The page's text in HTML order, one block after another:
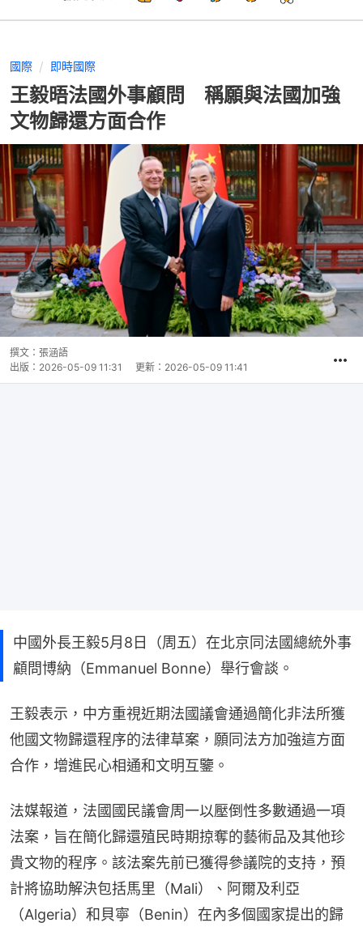
國際 即時國際
王毅晤法國外事顧問 稱願與法國加強
文物歸還方面合作
撰文： 張涵語
出版： 2026-05-09 11:31 更新： 2026-05-09 11:41
中國外長王毅5月8日（周五）在北京同法國總統外事
顧問博納（Emmanuel Bonne）舉行會談。
王毅表示，中方重視近期法國議會通過簡化非法所獲
他國文物歸還程序的法律草案，願同法方加強這方面
合作，增進民心相通和文明互鑒。
法媒報道，法國國民議會周一以壓倒性多數通過一項
法案，旨在簡化歸還殖民時期掠奪的藝術品及其他珍
貴文物的程序。該法案先前已獲得參議院的支持，預
計將協助解決包括馬里（Mali）、阿爾及利亞
（Algeria）和貝寧（Benin）在內多個國家提出的歸